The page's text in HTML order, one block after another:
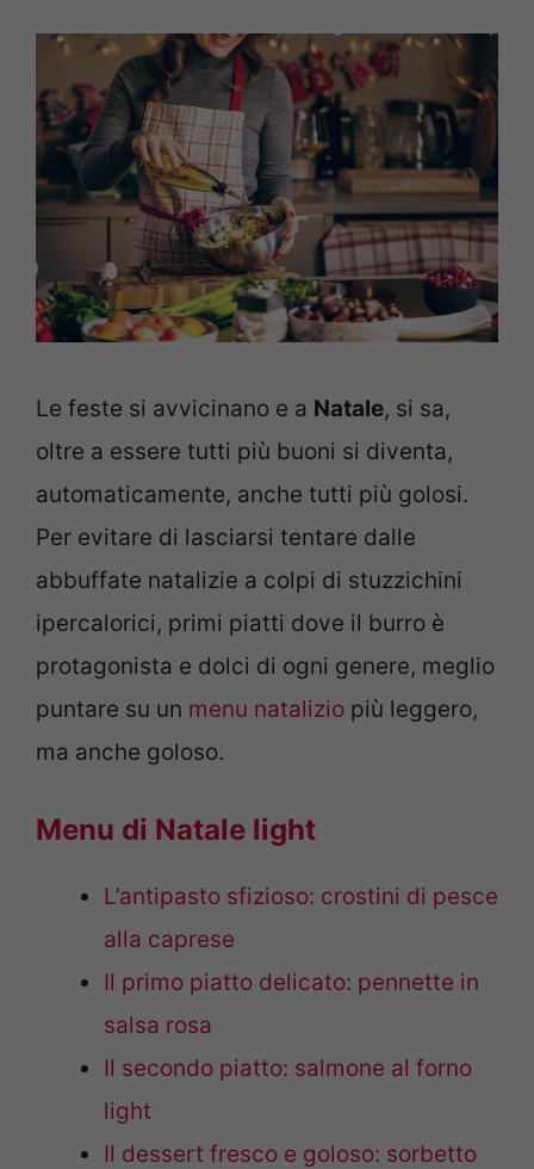
Le feste si avvicinano e a Natale, si sa,
oltre a essere tutti più buoni si diventa,
automaticamente, anche tutti più golosi.
Per evitare di lasciarsi tentare dalle
abbuffate natalizie a colpi di stuzzichini
ipercalorici, primi piatti dove il burro è
protagonista e dolci di ogni genere, meglio
puntare su un menu natalizio più leggero,
ma anche goloso.
Menu di Natale light
L’antipasto sfizioso: crostini di pesce
alla caprese
Il primo piatto delicato: pennette in
salsa rosa
Il secondo piatto: salmone al forno
light
Il dessert fresco e goloso: sorbetto